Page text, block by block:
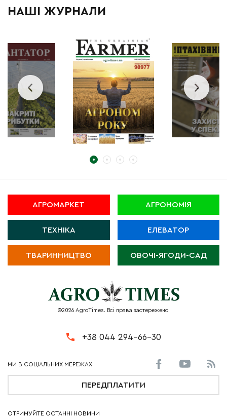
НАШІ ЖУРНАЛИ
АГРОМАРКЕТ АГРОНОМІЯ
ТЕХНІКА ЕЛЕВАТОР
ТВАРИННИЦТВО ОВОЧІ-ЯГОДИ-САД
©2026 AgroTimes. Всі права застережено.
+38 044 294-66-30
ПЕРЕДПЛАТИТИ
ОТРИМУЙТЕ ОСТАННІ НОВИНИ